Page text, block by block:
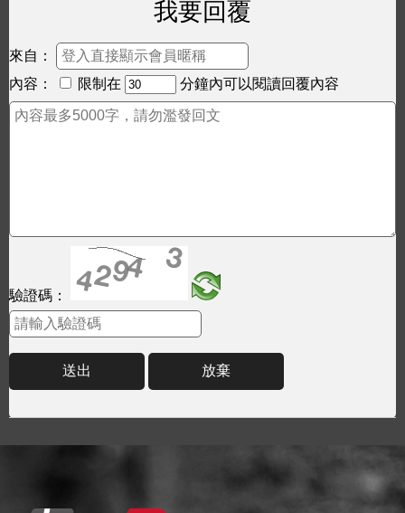
我要回覆
來自：
內容：
限制在 分鐘內可以閱讀回覆內容
驗證碼：
送出 放棄